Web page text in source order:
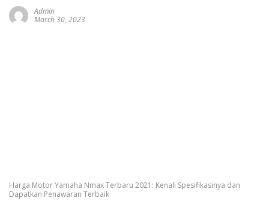
Admin
March 30, 2023
Harga Motor Yamaha Nmax Terbaru 2021: Kenali Spesifikasinya dan
Dapatkan Penawaran Terbaik